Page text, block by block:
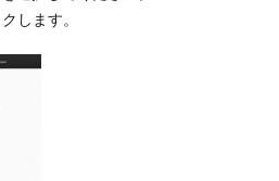
します。